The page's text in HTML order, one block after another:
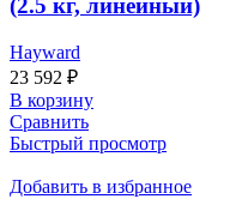
(2.5 кг, линейный)
Hayward
23 592 ₽
В корзину
Сравнить
Быстрый просмотр
Добавить в избранное